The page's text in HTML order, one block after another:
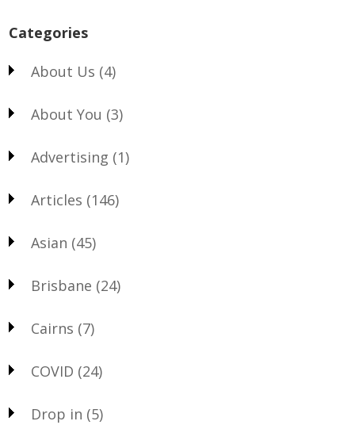
Categories
About Us (4)
About You (3)
Advertising (1)
Articles (146)
Asian (45)
Brisbane (24)
Cairns (7)
COVID (24)
Drop in (5)